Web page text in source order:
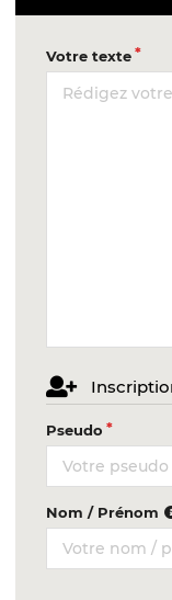
Votre texte
Pseudo
Nom / Prénom